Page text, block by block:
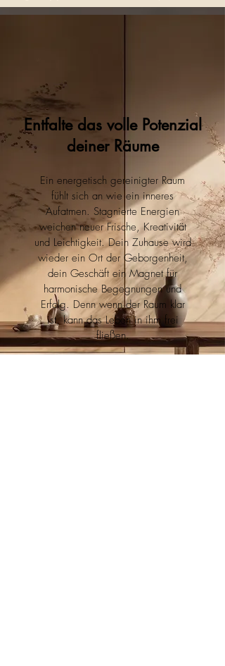
Entfalte das volle Potenzial
deiner Räume
Ein energetisch gereinigter Raum
fühlt sich an wie ein inneres
Aufatmen. Stagnierte Energien
weichen neuer Frische, Kreativität
und Leichtigkeit. Dein Zuhause wird
wieder ein Ort der Geborgenheit,
dein Geschäft ein Magnet für
harmonische Begegnungen und
Erfolg. Denn wenn der Raum klar
ist, kann das Leben in ihm frei
fließen.